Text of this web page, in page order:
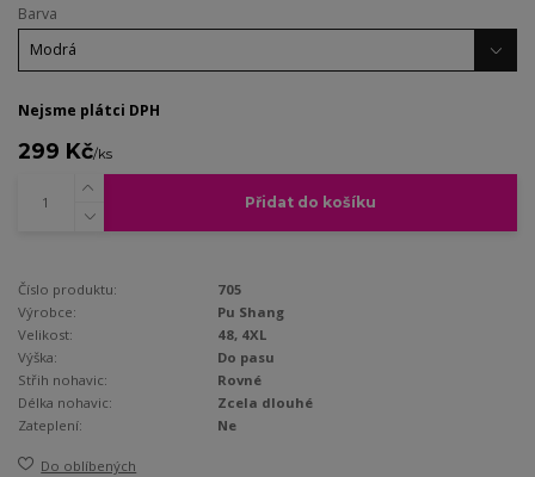
Barva
Nejsme plátci DPH
299 Kč/ks
Přidat do košíku
Číslo produktu:
705
Výrobce:
Pu Shang
Velikost:
48, 4XL
Výška:
Do pasu
Střih nohavic:
Rovné
Délka nohavic:
Zcela dlouhé
Zateplení:
Ne
Do oblíbených